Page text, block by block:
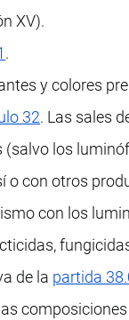
XV).
.
y colores
32. Las sales
los
o con otros
con los
de la partida